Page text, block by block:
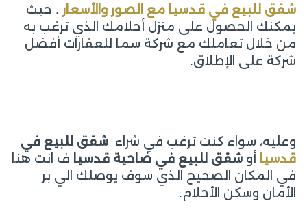
شقق للبيع في قدسيا مع الصور والأسعار . حيث
يمكنك الحصول على منزل أحلامك الذي ترغب به
من خلال تعاملك مع شركة سما للعقارات أفضل
شركة على الإطلاق.
وعليه، سواء كنت ترغب في شراء شقق للبيع في
قدسيا أو شقق للبيع في ضاحية قدسيا ف انت هنا
في المكان الصحيح الذي سوف يوصلك الي بر
الأمان وسكن الأحلام.